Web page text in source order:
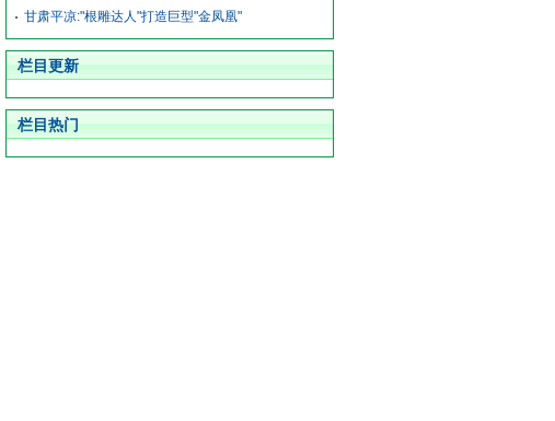
甘肃平凉:"根雕达人"打造巨型"金凤凰"
栏目更新
栏目热门